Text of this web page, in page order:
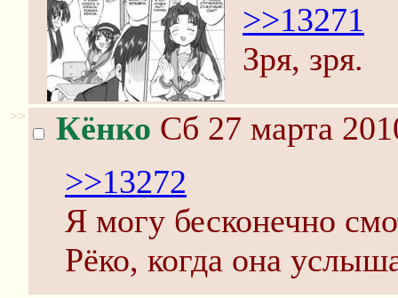
>>13271
Зря, зря.
>> Кёнко Сб 27 марта
>>13272
Я могу бесконечно
Рёко, когда она